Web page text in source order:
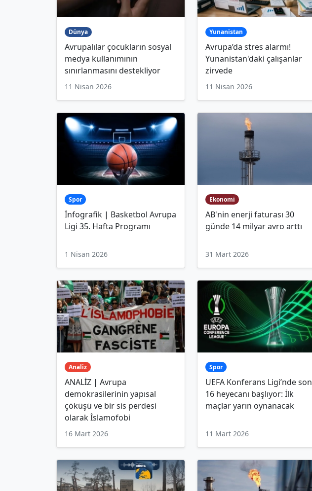
Dünya
Avrupalılar çocukların sosyal
medya kullanımının
sınırlanmasını destekliyor
11 Nisan 2026
Yunanistan
Avrupa’da stres alarmı!
Yunanistan'daki çalışanlar
zirvede
11 Nisan 2026
Spor
İnfografik | Basketbol Avrupa
Ligi 35. Hafta Programı
1 Nisan 2026
Ekonomi
AB'nin enerji faturası 30
günde 14 milyar avro arttı
31 Mart 2026
Analiz
ANALİZ | Avrupa
demokrasilerinin yapısal
çöküşü ve bir sis perdesi
olarak İslamofobi
16 Mart 2026
Spor
UEFA Konferans Ligi’nde son
16 heyecanı başlıyor: İlk
maçlar yarın oynanacak
11 Mart 2026